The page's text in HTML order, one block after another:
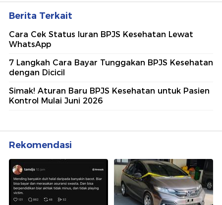
Berita Terkait
Cara Cek Status Iuran BPJS Kesehatan Lewat
WhatsApp
7 Langkah Cara Bayar Tunggakan BPJS Kesehatan
dengan Dicicil
Simak! Aturan Baru BPJS Kesehatan untuk Pasien
Kontrol Mulai Juni 2026
Rekomendasi